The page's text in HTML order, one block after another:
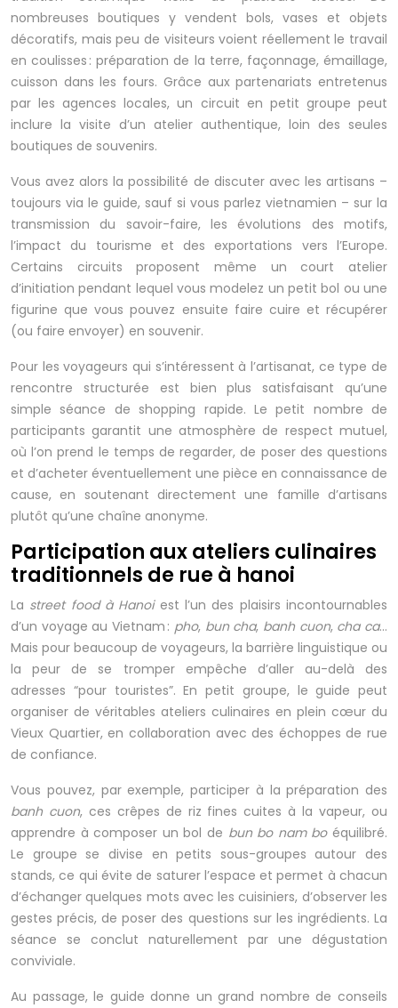
nombreuses boutiques y vendent bols, vases et objets
décoratifs, mais peu de visiteurs voient réellement le travail
en coulisses : préparation de la terre, façonnage, émaillage,
cuisson dans les fours. Grâce aux partenariats entretenus
par les agences locales, un circuit en petit groupe peut
inclure la visite d’un atelier authentique, loin des seules
boutiques de souvenirs.
Vous avez alors la possibilité de discuter avec les artisans –
toujours via le guide, sauf si vous parlez vietnamien – sur la
transmission du savoir-faire, les évolutions des motifs,
l’impact du tourisme et des exportations vers l’Europe.
Certains circuits proposent même un court atelier
d’initiation pendant lequel vous modelez un petit bol ou une
figurine que vous pouvez ensuite faire cuire et récupérer
(ou faire envoyer) en souvenir.
Pour les voyageurs qui s’intéressent à l’artisanat, ce type de
rencontre structurée est bien plus satisfaisant qu’une
simple séance de shopping rapide. Le petit nombre de
participants garantit une atmosphère de respect mutuel,
où l’on prend le temps de regarder, de poser des questions
et d’acheter éventuellement une pièce en connaissance de
cause, en soutenant directement une famille d’artisans
plutôt qu’une chaîne anonyme.
Participation aux ateliers culinaires
traditionnels de rue à hanoi
La street food à Hanoiest l’un des plaisirs incontournables
d’un voyage au Vietnam : pho, bun cha, banh cuon, cha ca…
Mais pour beaucoup de voyageurs, la barrière linguistique ou
la peur de se tromper empêche d’aller au-delà des
adresses “pour touristes”. En petit groupe, le guide peut
organiser de véritables ateliers culinaires en plein cœur du
Vieux Quartier, en collaboration avec des échoppes de rue
de confiance.
Vous pouvez, par exemple, participer à la préparation des
banh cuon, ces crêpes de riz fines cuites à la vapeur, ou
apprendre à composer un bol de bun bo nam boéquilibré.
Le groupe se divise en petits sous-groupes autour des
stands, ce qui évite de saturer l’espace et permet à chacun
d’échanger quelques mots avec les cuisiniers, d’observer les
gestes précis, de poser des questions sur les ingrédients. La
séance se conclut naturellement par une dégustation
conviviale.
Au passage, le guide donne un grand nombre de conseils